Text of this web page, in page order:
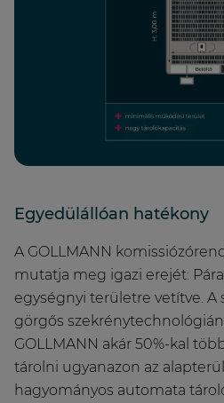
Egyedülállóan hatékony
A GOLLMANN
mutatja meg igazi erejét:
egységnyi területre vetítve. A
görgős
GOLLMANN akár 50%-kal
tárolni ugyanazon az
hagyományos automata